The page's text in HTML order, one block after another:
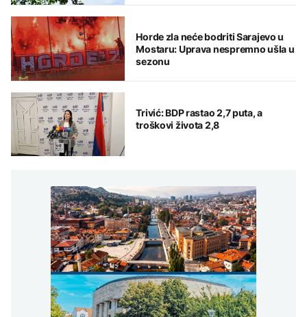
Horde zla neće bodriti Sarajevo u
Mostaru: Uprava nespremno ušla u
sezonu
Trivić: BDP rastao 2,7 puta, a
troškovi života 2,8